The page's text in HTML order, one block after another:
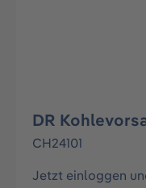
DR
CH24101
Jetzt einloggen